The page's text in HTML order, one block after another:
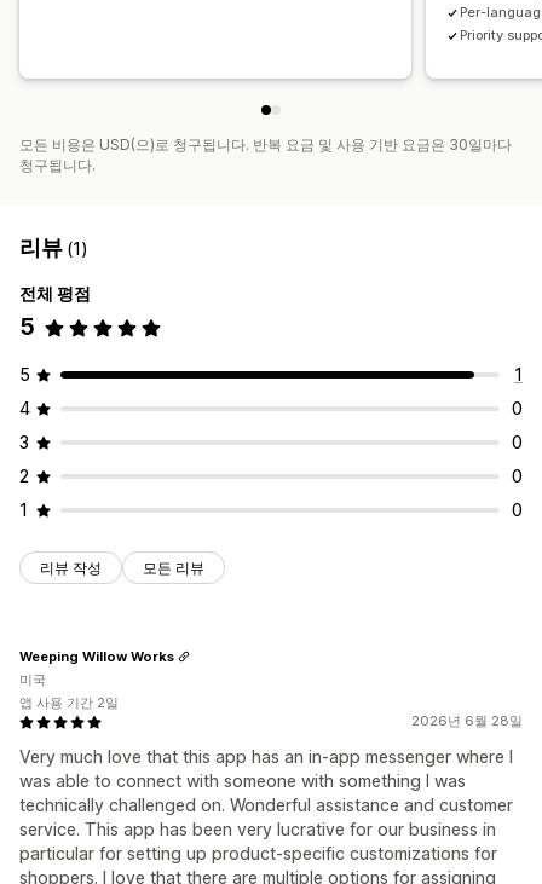
Per-
Priority
모든 비용은 USD(으)로 청구됩니다. 반복 요금 및 사용 기반 요금은 30일마다
청구됩니다.
리뷰 (1)
전체 평점
5
5
1
4
0
3
0
2
0
1
0
리뷰 작성 모든 리뷰
2026년 6월 28일
Very much love that this app has an in-app messenger where I
was able to connect with someone with something I was
technically challenged on. Wonderful assistance and customer
service. This app has been very lucrative for our business in
particular for setting up product-specific customizations for
shoppers. I love that there are multiple options for assigning
Weeping Willow Works
미국
앱 사용 기간 2일